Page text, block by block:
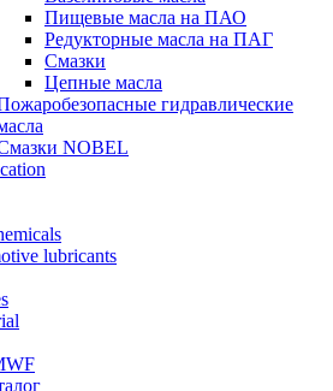
Пищевые масла на ПАО
Редукторные масла на ПАГ
Смазки
Цепные масла
гидравлические
NOBEL
lubricants